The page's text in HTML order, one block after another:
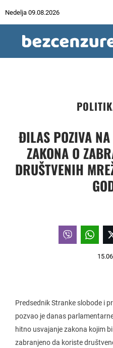
Nedelja 09.08.2026
ĐILAS POZIVA NA
ZAKONA O
DRUŠTVENIH
Predsednik Stranke slobode i
pozvao je danas
hitno usvajanje zakona kojim
zabranjeno da koriste